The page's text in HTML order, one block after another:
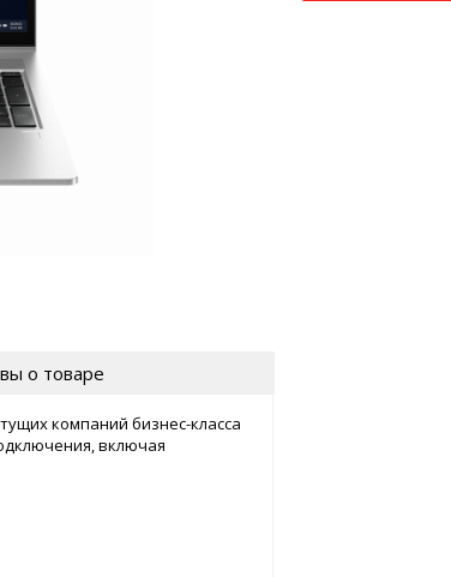
о товаре
компаний бизнес-класса
включая